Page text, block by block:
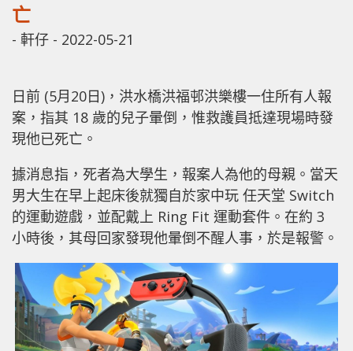
亡
- 軒仔 - 2022-05-21
日前 (5月20日)，洪水橋洪福邨洪樂樓一住所有人報
案，指其 18 歲的兒子暈倒，惟救護員抵達現場時發
現他已死亡。
據消息指，死者為大學生，報案人為他的母親。當天
男大生在早上起床後就獨自於家中玩 任天堂 Switch
的運動遊戲，並配戴上 Ring Fit 運動套件。在約 3
小時後，其母回家發現他暈倒不醒人事，於是報警。